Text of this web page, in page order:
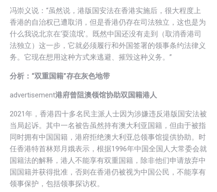
冯崇义说：“虽然说，港版国安法在香港实施后，很大程度上
香港的自治权已遭取消，但是香港仍存在司法独立，这也是为
什么我说北京在‘耍流氓’。既然中国还没有走到（取消香港司
法独立）这一步，它就必须履行和外国签署的领事条约法律义
务。它现在想用这种方式来逃避、摧毁这种义务。”
分析：“双重国籍”存在灰色地带
advertisement港府曾阻澳领馆协助双国籍港人
2021年，香港四十多名民主派人士因为涉嫌违反港版国安法被
当局起诉。其中一名被告虽然持有澳大利亚国籍，但由于被指
同时拥有中国国籍，港府拒绝澳大利亚总领事馆提供协助。时
任香港特首林郑月娥表示，根据1996年中国全国人大常委会就
国籍法的解释，港人不能享有双重国籍，除非他们申请放弃中
国国籍并获得批准，否则在香港仍被视为中国公民，不能享有
领事保护，包括领事探访权。